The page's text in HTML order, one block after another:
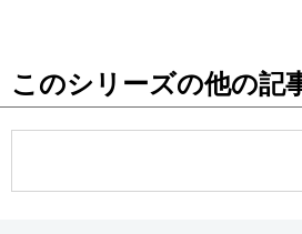
このシリーズの他の記